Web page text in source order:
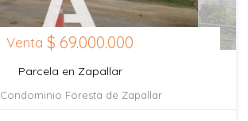
Venta $ 69.000.000
Parcela en Zapallar
Condominio Foresta de Zapallar